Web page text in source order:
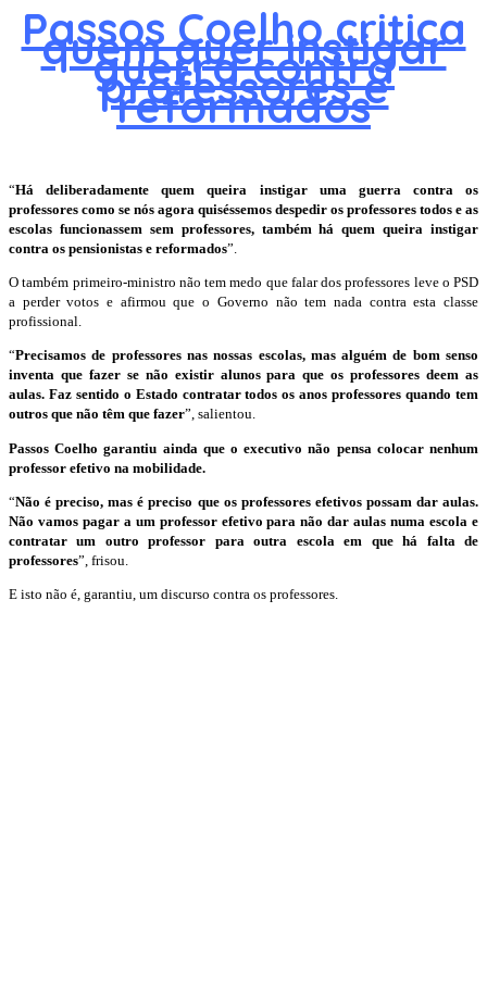
Passos Coelho critica
quem quer instigar
guerra contra
professores e
reformados
“Há deliberadamente quem queira instigar uma guerra contra os
professores como se nós agora quiséssemos despedir os professores todos e as
escolas funcionassem sem professores, também há quem queira instigar
contra os pensionistas e reformados”.
O também primeiro-ministro não tem medo que falar dos professores leve o PSD
a perder votos e afirmou que o Governo não tem nada contra esta classe
profissional.
“Precisamos de professores nas nossas escolas, mas alguém de bom senso
inventa que fazer se não existir alunos para que os professores deem as
aulas. Faz sentido o Estado contratar todos os anos professores quando tem
outros que não têm que fazer”, salientou.
Passos Coelho garantiu ainda que o executivo não pensa colocar nenhum
professor efetivo na mobilidade.
“Não é preciso, mas é preciso que os professores efetivos possam dar aulas.
Não vamos pagar a um professor efetivo para não dar aulas numa escola e
contratar um outro professor para outra escola em que há falta de
professores”, frisou.
E isto não é, garantiu, um discurso contra os professores.